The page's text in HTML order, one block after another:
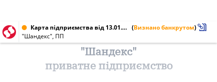
Карта підприємства від 13.01.2001 № 13751630 (Визнано банкрутом)
"Шандекс", ПП
"Шандекс"
приватне підприємство